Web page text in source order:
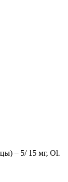
– 5/ 15 мг, Ol.